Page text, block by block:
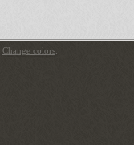
Change colors